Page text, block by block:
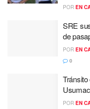
POR EN
SRE
de
POR EN
0
POR EN